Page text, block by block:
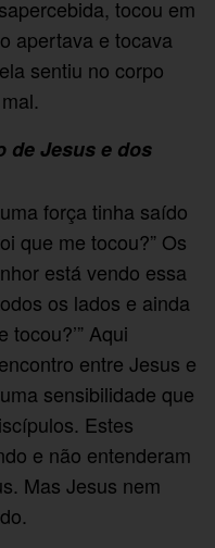
tocou em
apertava e tocava
sentiu no corpo
de Jesus e dos
força tinha saído
que me tocou?” Os
está vendo essa
os lados e ainda
tocou?’” Aqui
entre Jesus e
sensibilidade que
Estes
e não entenderam
Mas Jesus nem